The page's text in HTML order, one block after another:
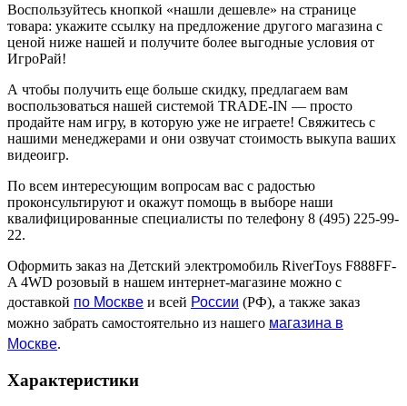
Воспользуйтесь кнопкой «нашли дешевле» на странице
товара: укажите ссылку на предложение другого магазина с
ценой ниже нашей и получите более выгодные условия от
ИгроРай!
А чтобы получить еще больше скидку, предлагаем вам
воспользоваться нашей системой TRADE-IN — просто
продайте нам игру, в которую уже не играете! Свяжитесь с
нашими менеджерами и они озвучат стоимость выкупа ваших
видеоигр.
По всем интересующим вопросам вас с радостью
проконсультируют и окажут помощь в выборе наши
квалифицированные специалисты по телефону 8 (495) 225-99-
22.
Оформить заказ на Детский электромобиль RiverToys F888FF-
A 4WD розовый в нашем интернет-магазине можно с
доставкой по Москве и всей России (РФ), а также заказ
можно забрать самостоятельно из нашего магазина в
Москве.
Характеристики